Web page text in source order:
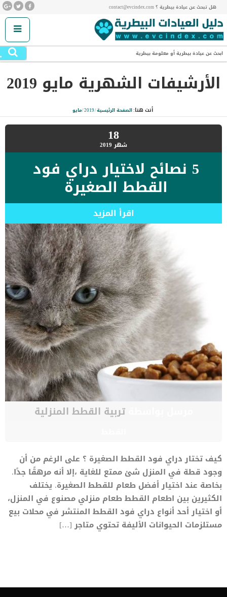
هل تبحث عن عيادة بيطرية ؟ contact@evcindex.com
ابحث عن عيادة بيطرية أو معلومة بيطرية
الأرشيفات الشهرية مايو 2019
أنت هنا:الصفحة الرئيسية/
2019
/مايو
18شهر 2019
5 نصائح لاختيار دراي فود
القطط الصغيرة
اقرأ المزيد
مرسل بواسطةتربية القطط المنزلية
كيف تختار دراي فود القطط الصغيرة ؟ على الرغم من أن
وجود قطة في المنزل شئ ممتع للغاية ،إلا أنه مرهقًا جدًا.
بخاصة عند اختيار أفضل طعام للقطط الصغيرة. يختلف
الكثيرين بين اطعام القطط طعام منزلي مصنوع في المنزل،
أو اختيار أحد أنواع دراي فود القطط المنتشر في محلات بيع
مستلزمات الحيوانات الأليفة تحتوي متاجر […]